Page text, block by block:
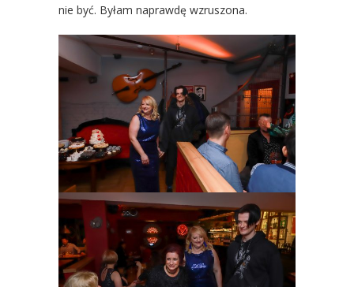
nie być. Byłam naprawdę wzruszona.